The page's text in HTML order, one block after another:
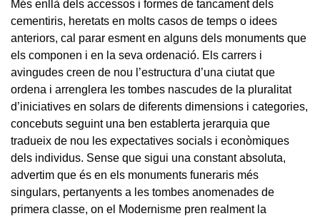
Més enllà dels accessos i formes de tancament dels
cementiris, heretats en molts casos de temps o idees
anteriors, cal parar esment en alguns dels monuments que
els componen i en la seva ordenació. Els carrers i
avingudes creen de nou l’estructura d’una ciutat que
ordena i arrenglera les tombes nascudes de la pluralitat
d’iniciatives en solars de diferents dimensions i categories,
concebuts seguint una ben establerta jerarquia que
tradueix de nou les expectatives socials i econòmiques
dels individus. Sense que sigui una constant absoluta,
advertim que és en els monuments funeraris més
singulars, pertanyents a les tombes anomenades de
primera classe, on el Modernisme pren realment la